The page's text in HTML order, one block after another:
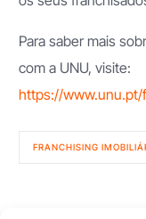
Para saber mais
com a UNU, visite:
https://www.unu.pt/
FRANCHISING